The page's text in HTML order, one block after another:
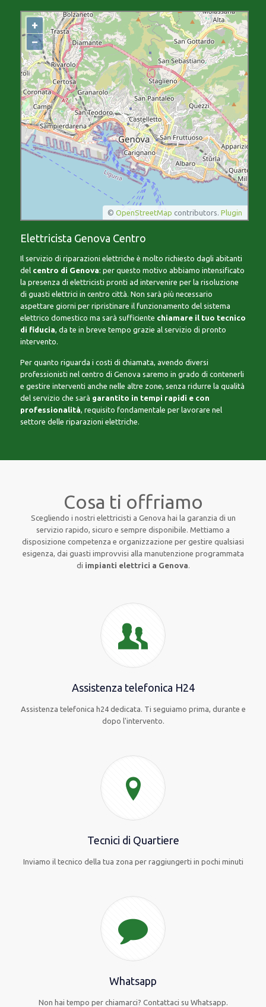
+
−
© OpenStreetMap contributors. Plugin
Elettricista Genova Centro
Il servizio di riparazioni elettriche è molto richiesto dagli abitanti
del centro di Genova: per questo motivo abbiamo intensificato
la presenza di elettricisti pronti ad intervenire per la risoluzione
di guasti elettrici in centro città. Non sarà più necessario
aspettare giorni per ripristinare il funzionamento del sistema
elettrico domestico ma sarà sufficiente chiamare il tuo tecnico
di fiducia, da te in breve tempo grazie al servizio di pronto
intervento.
Per quanto riguarda i costi di chiamata, avendo diversi
professionisti nel centro di Genova saremo in grado di contenerli
e gestire interventi anche nelle altre zone, senza ridurre la qualità
del servizio che sarà garantito in tempi rapidi e con
professionalità, requisito fondamentale per lavorare nel
settore delle riparazioni elettriche.
Cosa ti offriamo
Scegliendo i nostri elettricisti a Genova hai la garanzia di un
servizio rapido, sicuro e sempre disponibile. Mettiamo a
disposizione competenza e organizzazione per gestire qualsiasi
esigenza, dai guasti improvvisi alla manutenzione programmata
di impianti elettrici a Genova.
Assistenza telefonica H24
Assistenza telefonica h24 dedicata. Ti seguiamo prima, durante e
dopo l'intervento.
Tecnici di Quartiere
Inviamo il tecnico della tua zona per raggiungerti in pochi minuti
Whatsapp
Non hai tempo per chiamarci? Contattaci su Whatsapp.